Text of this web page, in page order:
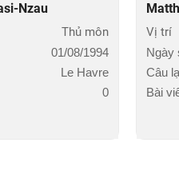
Nzau
Thủ môn
01/08/1994
Le Havre
0
Vị trí
Ngày
Câu
Bài